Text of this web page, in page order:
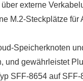
externe
M.2-Steckplätze
Speicherknoten
und gewährleistet
SFF-8654 auf